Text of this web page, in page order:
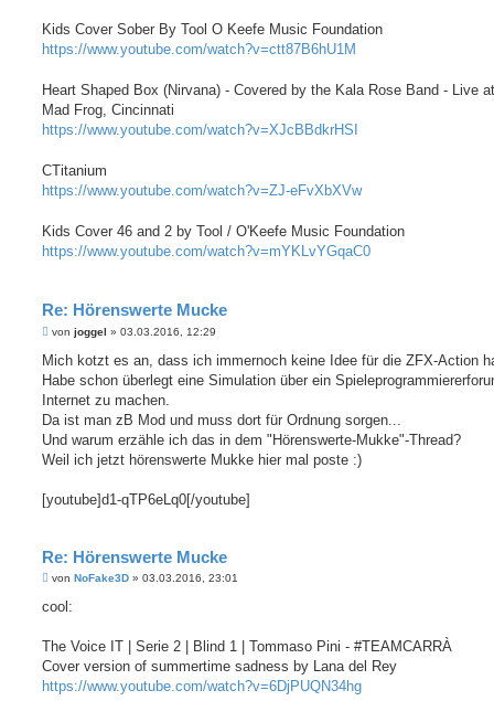
a
Kids Cover Sober By Tool O Keefe Music Foundation
https://www.youtube.com/watch?v=ctt87B6hU1M
Heart Shaped Box (Nirvana) - Covered by the Kala Rose Band - Live
Mad Frog, Cincinnati
https://www.youtube.com/watch?v=XJcBBdkrHSI
CTitanium
https://www.youtube.com/watch?v=ZJ-eFvXbXVw
Kids Cover 46 and 2 by Tool / O'Keefe Music Foundation
https://www.youtube.com/watch?v=mYKLvYGqaC0
Re: Hörenswerte Mucke
B
i
r
a
von joggel » 03.03.2016, 12:29
Mich kotzt es an, dass ich immernoch keine Idee für die ZFX-Action
Habe schon überlegt eine Simulation über ein
Internet zu machen.
Da ist man zB Mod und muss dort für Ordnung sorgen...
Und warum erzähle ich das in dem "Hörenswerte-Mukke"-Thread?
Weil ich jetzt hörenswerte Mukke hier mal poste :)
[youtube]d1-qTP6eLq0[/youtube]
Re: Hörenswerte Mucke
B
i
a
von NoFake3D » 03.03.2016, 23:01
cool:
The Voice IT | Serie 2 | Blind 1 | Tommaso Pini - #TEAMCARRÀ
Cover version of summertime sadness by Lana del Rey
https://www.youtube.com/watch?v=6DjPUQN34hg